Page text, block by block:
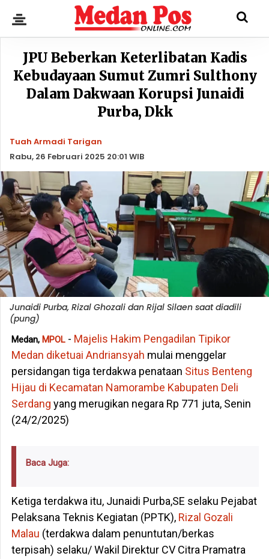
JPU Beberkan Keterlibatan Kadis
Kebudayaan Sumut Zumri Sulthony
Dalam Dakwaan Korupsi Junaidi
Purba, Dkk
Tuah Armadi Tarigan
Rabu, 26 Februari 2025 20:01 WIB
Junaidi Purba, Rizal Ghozali dan Rijal Silaen saat diadili
(pung)
Medan, MPOL- Majelis Hakim Pengadilan Tipikor
Medan diketuai Andriansyah mulai menggelar
persidangan tiga terdakwa penataan Situs Benteng
Hijau di Kecamatan Namorambe Kabupaten Deli
Serdang yang merugikan negara Rp 771 juta, Senin
(24/2/2025)
Baca Juga:
Ketiga terdakwa itu, Junaidi Purba,SE selaku Pejabat
Pelaksana Teknis Kegiatan (PPTK), Rizal Gozali
Malau (terdakwa dalam penuntutan/berkas
terpisah) selaku/ Wakil Direktur CV Citra Pramatra